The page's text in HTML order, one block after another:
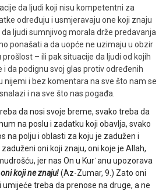
da ljudi koji nisu kompetentni za
određuju i usmjeravaju one koji znaju
ljudi sumnjivog morala drže predavanja
ponašati a da uopće ne uzimaju u obzir
– ili pak situacije da ljudi od kojih
i da podignu svoj glas protiv određenih
nijemi i bez komentara na sve što nam se
i na sve što nas pogađa.
da nosi svoje breme, svako treba da
na poslu i zadatku koji obavlja, svako
na polju i oblasti za koju je zadužen i
oni koji znaju, oni koje je Allah,
jer nas On u Kur᾿anu upozorava
koji ne znaju!(Az-Zumar, 9.) Zato oni
umijeće treba da prenose na druge, a ne